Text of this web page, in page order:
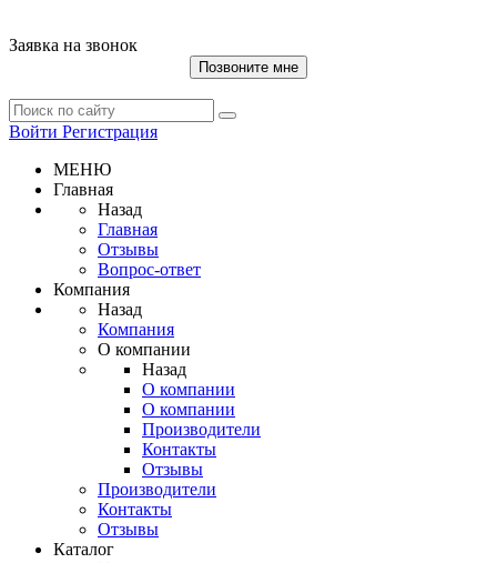
Заявка на звонок
Позвоните мне
Войти Регистрация
МЕНЮ
Главная
Назад
Главная
Отзывы
Вопрос-ответ
Компания
Назад
Компания
О компании
Назад
О компании
О компании
Производители
Контакты
Отзывы
Производители
Контакты
Отзывы
Каталог